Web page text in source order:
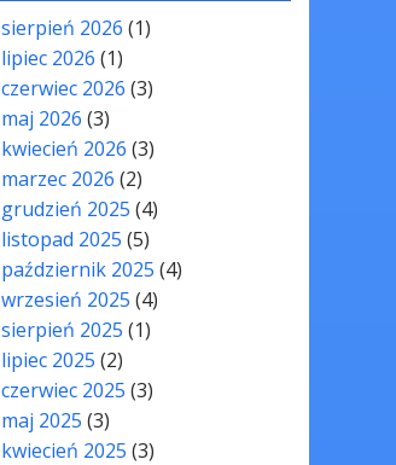
sierpień 2026 (1)
lipiec 2026 (1)
czerwiec 2026 (3)
maj 2026 (3)
kwiecień 2026 (3)
marzec 2026 (2)
grudzień 2025 (4)
listopad 2025 (5)
październik 2025 (4)
wrzesień 2025 (4)
sierpień 2025 (1)
lipiec 2025 (2)
czerwiec 2025 (3)
maj 2025 (3)
kwiecień 2025 (3)